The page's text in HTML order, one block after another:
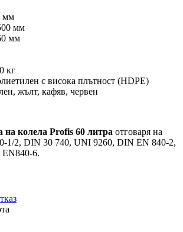
мм
мм
мм
кг
с висока плътност (HDPE)
жълт, кафяв, червен
на колела Profis 60 литра отговаря на
1/2, DIN 30 740, UNI 9260, DIN EN 840-2,
6.